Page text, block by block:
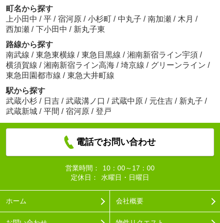
町名から探す
上小田中 / 平 / 宿河原 / 小杉町 / 中丸子 / 南加瀬 / 木月 /
西加瀬 / 下小田中 / 新丸子東
路線から探す
南武線 / 東急東横線 / 東急目黒線 / 湘南新宿ライン宇須 /
横須賀線 / 湘南新宿ライン高海 / 埼京線 / グリーンライン /
東急田園都市線 / 東急大井町線
駅から探す
武蔵小杉 / 日吉 / 武蔵溝ノ口 / 武蔵中原 / 元住吉 / 新丸子 /
武蔵新城 / 平間 / 宿河原 / 登戸
電話でお問い合わせ
営業時間：
10：00～17：00
定休日：
水曜日・日曜日
ホーム 会社概要